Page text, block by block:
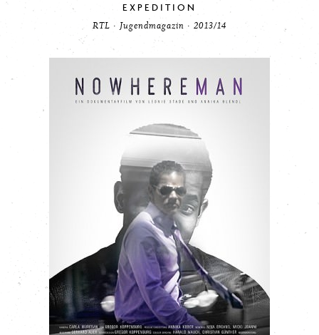
EXPEDITION
RTL · Jugendmagazin · 2013/14